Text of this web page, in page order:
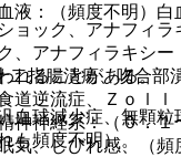
液：（頻度不明）
指腸潰瘍、吻合部
道逆流症、Ｚｏｌｌ
神神経系：（０．１
気、しびれ感、（頻
ック、アナフィラ
、アナフィラキシー
れることがある。
球減少症、無顆粒
も頻度不明）。